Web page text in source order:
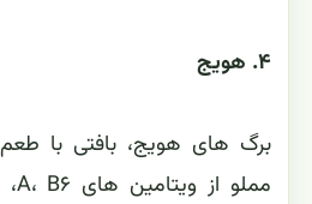
۴. هویج
برگ های هویج، بافتی با